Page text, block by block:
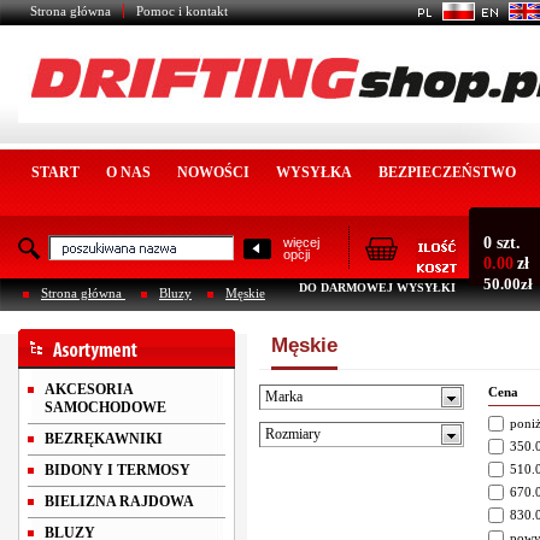
Strona główna Pomoc i kontakt
START O NAS NOWOŚCI WYSYŁKA BEZPIECZEŃSTWO
więcej
opcji
0 szt.
0.00 zł
DO DARMOWEJ WYSYŁKI 50.00zł
Strona główna Bluzy Męskie
AKCESORIA
SAMOCHODOWE
BEZRĘKAWNIKI
BIDONY I TERMOSY
BIELIZNA RAJDOWA
BLUZY
Męskie
Marka
Rozmiary
Cena